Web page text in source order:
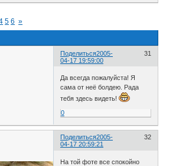
5 6 »
Поделиться 31
2005-
04-17 19:59:00
Да всегда пожалуйста! Я
сама от неё болдею. Рада
тебя здесь видеть!
0
Поделиться 32
2005-
04-17 20:59:21
На той фоте все спокойно